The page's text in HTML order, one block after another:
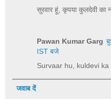
सुरवार हूं, कृपया कुलदेवी का
Pawan Kumar Garg
IST बजे
Survaar hu, kuldevi
जवाब दें